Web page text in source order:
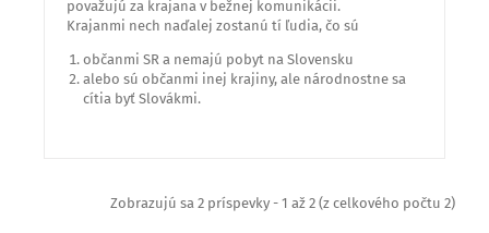
považujú za krajana v bežnej komunikácii.
Krajanmi nech naďalej zostanú tí ľudia, čo sú
občanmi SR a nemajú pobyt na Slovensku
alebo sú občanmi inej krajiny, ale národnostne sa
cítia byť Slovákmi.
Zobrazujú sa 2 príspevky - 1 až 2 (z celkového počtu 2)